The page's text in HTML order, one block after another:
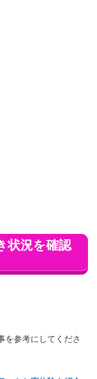
状況を確認
を参考にしてくださ